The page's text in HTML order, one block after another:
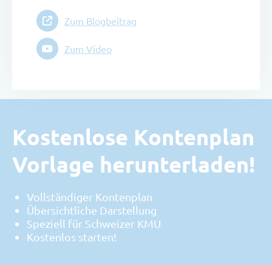
Zum Blogbeitrag
Zum Video
Kostenlose Kontenplan
Vorlage herunterladen!
Vollständiger Kontenplan
Übersichtliche Darstellung
Speziell für Schweizer KMU
Kostenlos starten!